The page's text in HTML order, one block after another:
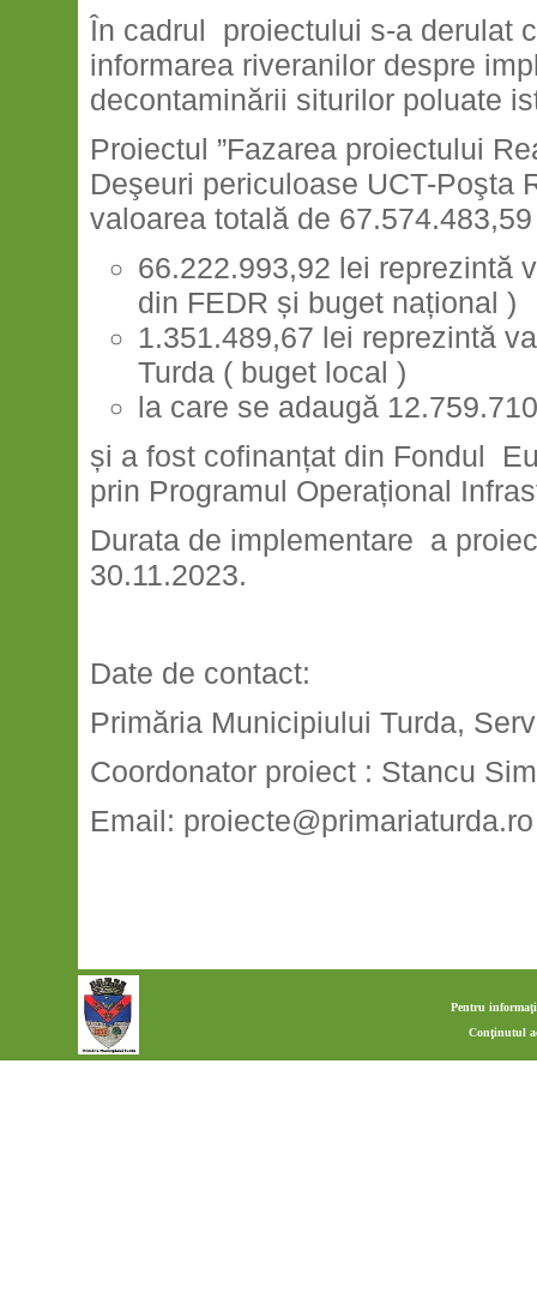
În cadrul proiectului s-a derulat
informarea riveranilor despre
decontaminării siturilor poluate
Proiectul ”Fazarea proiectului
Deşeuri periculoase UCT-Poşta
valoarea totală de
66.222.993,92 lei reprezintă
din FEDR și buget național )
1.351.489,67 lei reprezintă
Turda ( buget local )
la care se adaugă
și a fost cofinanțat din Fondul
prin Programul Operațional
Durata de implementare a
30.11.2023.
Date de contact:
Primăria Municipiului Turda,
Coordonator proiect : Stancu
Email: proiecte@primariaturda.ro
Pentru
Conţinutul